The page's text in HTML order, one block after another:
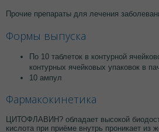
Прочие препараты для лечения
Формы выпуска
По 10 таблеток в контурной
контурных ячейковых упаковок в
10 ампул
Фармакокинетика
ЦИТОФЛАВИН? обладает высокой
кислота при приёме внутрь проникает из